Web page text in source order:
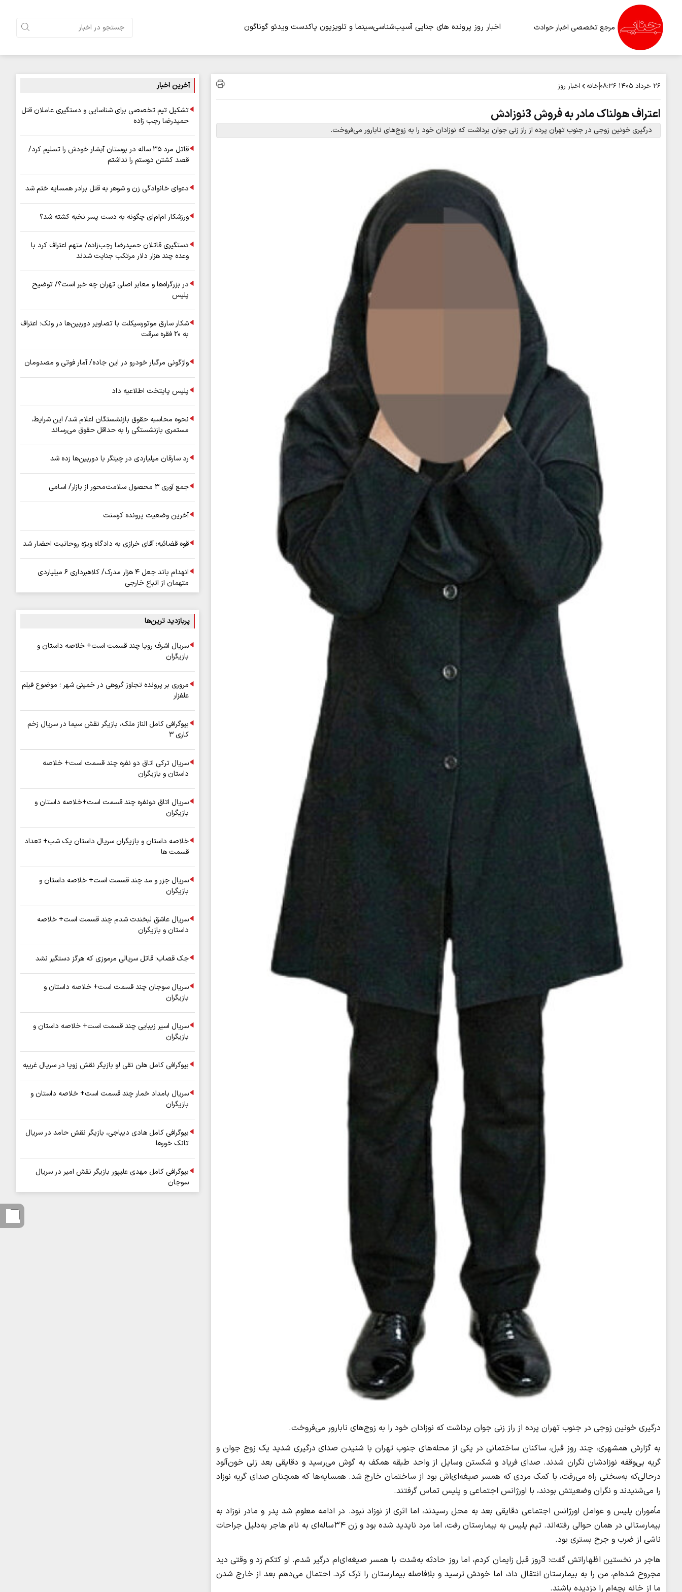
مرجع تخصصی اخبار حوادث اخبار روز پرونده های جنایی آسیب‌شناسیسینما و تلویزیون پاکدست ویدئو گوناگون
۲۶ خرداد ۱۴۰۵ ۰۸:۳۶ خانه اخبار روز
اعتراف هولناک مادر به فروش 3نوزادش
درگیری خونین زوجی در جنوب تهران پرده از راز زنی جوان برداشت که نوزادان خود را به زوج‌های نابارور می‌فروخت.
درگیری خونین زوجی در جنوب تهران پرده از راز زنی جوان برداشت که نوزادان خود را به زوج‌های نابارور می‌فروخت.
به گزارش همشهری، چند روز قبل، ساکنان ساختمانی در یکی از محله‌های جنوب تهران با شنیدن صدای درگیری شدید یک زوج جوان و
گریه بی‌وقفه نوزادشان نگران شدند. صدای فریاد و شکستن وسایل از واحد طبقه همکف به گوش می‌رسید و دقایقی بعد زنی خون‌آلود
درحالی‌که به‌سختی راه می‌رفت، با کمک مردی که همسر صیغه‌ای‌اش بود از ساختمان خارج شد. همسایه‌ها که همچنان صدای گریه نوزاد
را می‌شنیدند و نگران وضعیتش بودند، با اورژانس اجتماعی و پلیس تماس گرفتند.
مأموران پلیس و عوامل اورژانس اجتماعی دقایقی بعد به محل رسیدند، اما اثری از نوزاد نبود. در ادامه معلوم شد پدر و مادر نوزاد به
بیمارستانی در همان حوالی رفته‌اند. تیم پلیس به بیمارستان رفت، اما مرد ناپدید شده بود و زن ۳۴ساله‌ای به نام هاجر به‌دلیل جراحات
ناشی از ضرب و جرح بستری بود.
هاجر در نخستین اظهاراتش گفت: 3روز قبل زایمان کردم، اما روز حادثه به‌شدت با همسر صیغه‌ای‌ام درگیر شدم. او کتکم زد و وقتی دید
مجروح شده‌ام، من را به بیمارستان انتقال داد، اما خودش ترسید و بلافاصله بیمارستان را ترک کرد. احتمال می‌دهم بعد از خارج شدن
ما از خانه‌ بچه‌ام را دزدیده‌ باشند.
آخرین اخبار
تشکیل تیم تخصصی برای شناسایی و دستگیری عاملان قتل
حمیدرضا رجب زاده
قاتل مرد ۳۵ ساله در بوستان آبشار خودش را تسلیم کرد/
قصد کشتن دوستم را نداشتم
دعوای خانوادگی زن و شوهر به قتل برادر همسایه ختم شد
ورزشکار ام‌ام‌ای چگونه به دست پسر نخبه کشته شد؟
دستگیری قاتلان حمیدرضا رجب‌زاده/ متهم اعتراف کرد با
وعده چند هزار دلار مرتکب جنایت شدند
در بزرگراه‌ها و معابر اصلی تهران چه خبر است؟/ توضیح
پلیس
شکار سارق موتورسیکلت با تصاویر دوربین‌ها در ونک؛ اعتراف
به ۲۰ فقره سرقت
واژگونی مرگبار خودرو در این جاده/ آمار فوتی و مصدومان
پلیس پایتخت اطلاعیه داد
نحوه محاسبه حقوق بازنشستگان اعلام شد/ این شرایط،
مستمری بازنشستگی را به حداقل حقوق می‌رساند
رد سارقان میلیاردی در چیتگر با دوربین‌ها زده شد
جمع آوری ۳ محصول سلامت‌محور از بازار/ اسامی
آخرین وضعیت پرونده کرسنت
قوه قضائیه: آقای خرازی به دادگاه ویژه روحانیت احضار شد
انهدام باند جعل ۴ هزار مدرک/ کلاهبرداری ۶ میلیاردی
متهمان از اتباع خارجی
پربازدید ترین‌ها
سریال اشرف رویا چند قسمت است+ خلاصه داستان و
بازیگران
مروری بر پرونده تجاوز گروهی در خمینی شهر ؛ موضوع فیلم
علفزار
بیوگرافی کامل الناز ملک، بازیگر نقش سیما در سریال زخم
کاری ۳
سریال ترکی اتاق دو نفره چند قسمت است+ خلاصه
داستان و بازیگران
سریال اتاق دونفره چند قسمت است+خلاصه داستان و
بازیگران
خلاصه داستان و بازیگران سریال داستان یک شب+ تعداد
قسمت ها
سریال جزر و مد چند قسمت است+ خلاصه داستان و
بازیگران
سریال عاشق لبخندت شدم چند قسمت است+ خلاصه
داستان و بازیگران
جک قصاب؛ قاتل سریالی مرموزی که هرگز دستگیر نشد
سریال سوجان چند قسمت است+ خلاصه داستان و
بازیگران
سریال اسیر زیبایی چند قسمت است+ خلاصه داستان و
بازیگران
بیوگرافی کامل هلن نقی لو بازیگر نقش زویا در سریال غریبه
سریال بامداد خمار چند قسمت است+ خلاصه داستان و
بازیگران
بیوگرافی کامل هادی دیباجی، بازیگر نقش حامد در سریال
تانک خورها
بیوگرافی کامل مهدی علیپور بازیگر نقش امیر در سریال
سوجان